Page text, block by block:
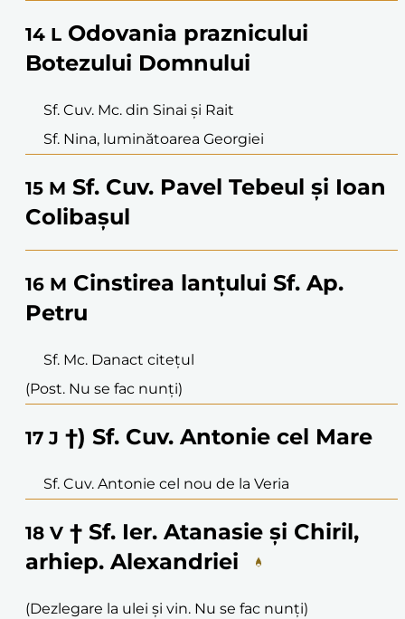
14 L Odovania praznicului
Botezului Domnului
Sf. Cuv. Mc. din Sinai și Rait
Sf. Nina, luminătoarea Georgiei
15 M Sf. Cuv. Pavel Tebeul și Ioan
Colibașul
16 M Cinstirea lanțului Sf. Ap.
Petru
Sf. Mc. Danact citețul
(Post. Nu se fac nunți)
17 J †) Sf. Cuv. Antonie cel Mare
Sf. Cuv. Antonie cel nou de la Veria
18 V † Sf. Ier. Atanasie și Chiril,
arhiep. Alexandriei
(Dezlegare la ulei și vin. Nu se fac nunți)